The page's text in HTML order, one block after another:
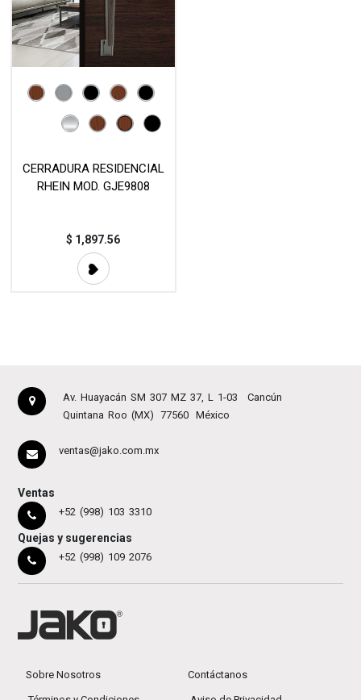
CERRADURA RESIDENCIAL
RHEIN MOD. GJE9808
$ 1,897.56
Av. Huayacán SM 307 MZ 37, L 1-03
Cancún
Quintana Roo (MX)
77560 México
ventas@jako.com.mx
Ventas
+52 (998) 103 3310
Quejas y sugerencias
+52 (998) 109 2076
Sobre Nosotros Contáctanos